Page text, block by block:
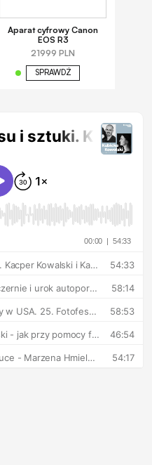
Aparat cyfrowy Canon
EOS R3
21999 PLN
SPRAWDŹ